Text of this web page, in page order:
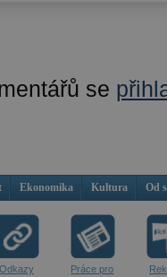
se
Ekonomika Kultura Od
Odkazy
Práce pro